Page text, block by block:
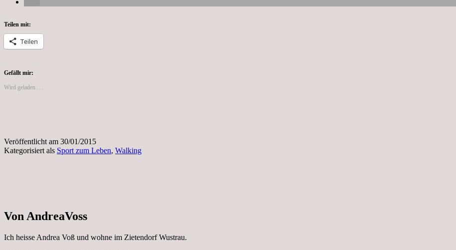
Teilen mit:
Teilen
Gefällt mir:
Wird geladen …
Veröffentlicht am 30/01/2015
Kategorisiert als Sport zum Leben, Walking
Von AndreaVoss
Ich heisse Andrea Voß und wohne im Zietendorf Wustrau.